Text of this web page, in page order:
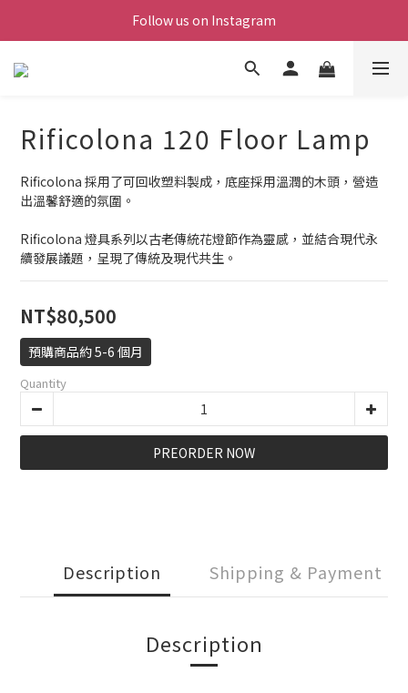
Follow us on Instagram
Rificolona 120 Floor Lamp
Rificolona 採用了可回收塑料製成，底座採用溫潤的木頭，營造
出溫馨舒適的氛圍。
Rificolona 燈具系列以古老傳統花燈節作為靈感，並結合現代永
續發展議題，呈現了傳統及現代共生。
NT$80,500
預購商品約 5-6 個月
Quantity
PREORDER NOW
Description Shipping & Payment
Description